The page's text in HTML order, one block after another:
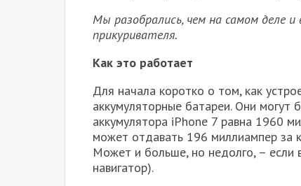
Мы разобрались, чем на самом деле
прикуривателя.
Как это работает
Для начала коротко о том, как
аккумуляторные батареи. Они могут
аккумулятора iPhone 7 равна 1960
может отдавать 196 миллиампер за
Может и больше, но недолго, – если
навигатор).